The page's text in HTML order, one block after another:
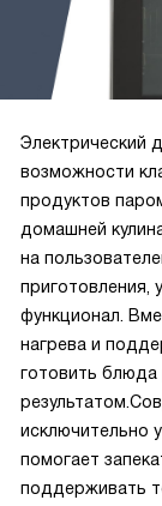
духовку. Я
что надо!
Электрический
возможности
продуктов
домашней
на
приготовления,
функционал.
нагрева и
готовить
исключительно
помогает
поддерживать